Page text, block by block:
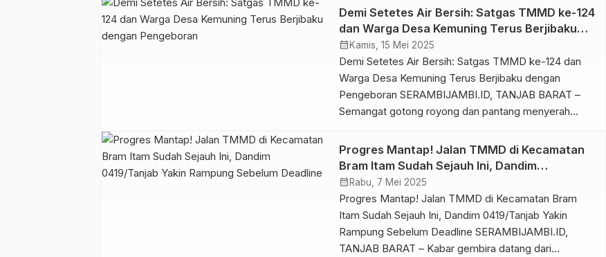
(TMMD) ke-124 Kodim 0419/Tanjab semakin
membara dengan kehadiran Tim Pengawasan dan
Evaluasi (Wasev) dari Markas Besar Angkatan Darat
(Mabesad). Kedatangan tim elit ini […]
Demi Setetes Air Bersih: Satgas TMMD ke-124
dan Warga Desa Kemuning Terus Berjibaku
dengan Pengeboran
calendar_month Kamis, 15 Mei 2025
Demi Setetes Air Bersih: Satgas TMMD ke-124 dan
Warga Desa Kemuning Terus Berjibaku dengan
Pengeboran SERAMBIJAMBI.ID, TANJAB BARAT –
Semangat gotong royong dan pantang menyerah
Kemuning, Kecamatan Bram Itam. Satuan Tugas
(Satgas) TNI Manunggal Membangun Desa (TMMD)
bersama warga setempat bahu-membahu tanpa lelah
melakukan pengeboran sumur […]
Progres Mantap! Jalan TMMD di Kecamatan
Bram Itam Sudah Sejauh Ini, Dandim
0419/Tanjab Yakin Rampung Sebelum
Deadline
calendar_month Rabu, 7 Mei 2025
Progres Mantap! Jalan TMMD di Kecamatan Bram
Itam Sudah Sejauh Ini, Dandim 0419/Tanjab Yakin
Rampung Sebelum Deadline SERAMBIJAMBI.ID,
TANJAB BARAT – Kabar gembira datang dari